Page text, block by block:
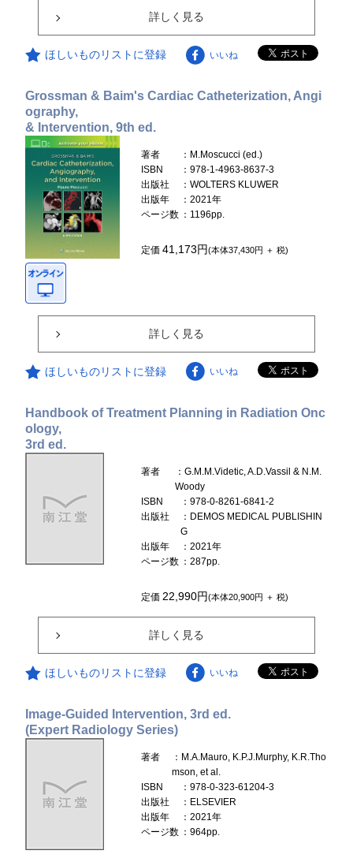
詳しく見る
ほしいものリストに登録 いいね
Grossman & Baim's Cardiac Catheterization, Angi
ography,
& Intervention, 9th ed.
著者
：M.Moscucci (ed.)
ISBN
：978-1-4963-8637-3
出版社
：WOLTERS KLUWER
出版年
：2021年
ページ数 ：1196pp.
定価41,173円(本体37,430円 ＋ 税)
詳しく見る
ほしいものリストに登録 いいね
Handbook of Treatment Planning in Radiation Onc
ology,
3rd ed.
著者
：G.M.M.Videtic, A.D.Vassil & N.M.
Woody
ISBN
：978-0-8261-6841-2
出版社
：DEMOS MEDICAL PUBLISHIN
G
出版年
：2021年
ページ数 ：287pp.
定価22,990円(本体20,900円 ＋ 税)
詳しく見る
ほしいものリストに登録 いいね
Image-Guided Intervention, 3rd ed.
(Expert Radiology Series)
著者
：M.A.Mauro, K.P.J.Murphy, K.R.Tho
mson, et al.
ISBN
：978-0-323-61204-3
出版社
：ELSEVIER
出版年
：2021年
ページ数 ：964pp.